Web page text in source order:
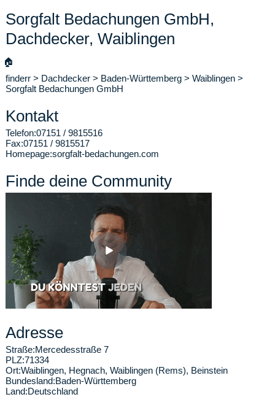
Sorgfalt Bedachungen GmbH,
Dachdecker, Waiblingen
🏠
finderr > Dachdecker > Baden-Württemberg > Waiblingen >
Sorgfalt Bedachungen GmbH
Kontakt
Telefon:07151 / 9815516
Fax:07151 / 9815517
Homepage:sorgfalt-bedachungen.com
Finde deine Community
Adresse
Straße:Mercedesstraße 7
PLZ:71334
Ort:Waiblingen, Hegnach, Waiblingen (Rems), Beinstein
Bundesland:Baden-Württemberg
Land:Deutschland